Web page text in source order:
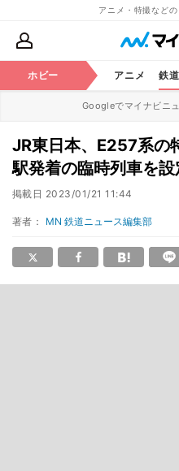
アニメ・特撮など
ホビー アニメ 鉄道
Googleでマイナビニ
JR東日本、E257系の
駅発着の臨時列車を設
掲載日 2023/01/21 11:44
著者： MN 鉄道ニュース編集部